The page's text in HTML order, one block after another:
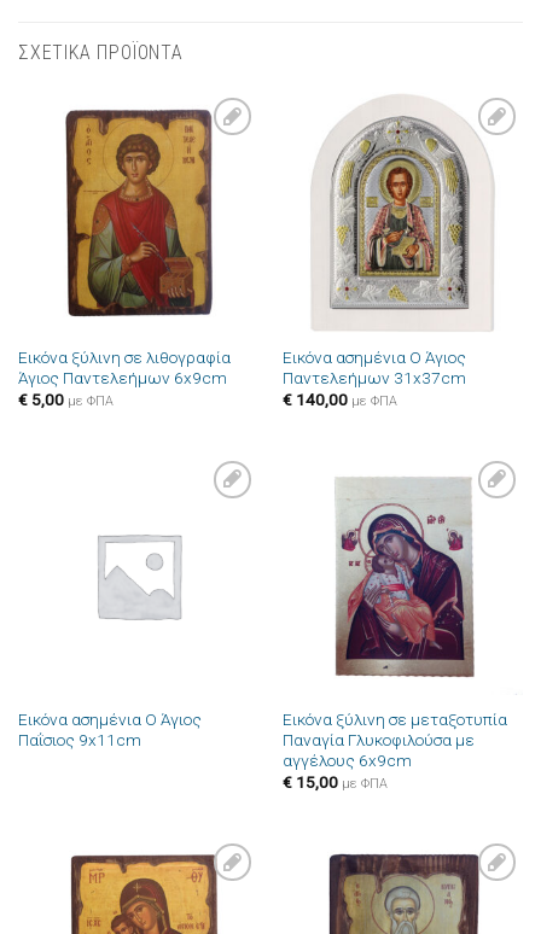
ΣΧΕΤΙΚΑ ΠΡΟΪΟΝΤΑ
Πρόσθήκη
στην λίστα
επιθυμιών
Εικόνα ξύλινη σε λιθογραφία
Άγιος Παντελεήμων 6x9cm
€5,00 με ΦΠΑ
Πρόσθήκη
στην λίστα
επιθυμιών
Εικόνα ασημένια Ο Άγιος
Παντελεήμων 31x37cm
€140,00 με ΦΠΑ
στην λίστα
Εικόνα ασημένια Ο Άγιος
Παΐσιος 9x11cm
Πρόσθήκη
στην λίστα
επιθυμιών
Εικόνα ξύλινη σε μεταξοτυπία
Παναγία Γλυκοφιλούσα με
αγγέλους 6x9cm
€15,00 με ΦΠΑ
Πρόσθήκη
στην λίστα
Πρόσθήκη
στην λίστα